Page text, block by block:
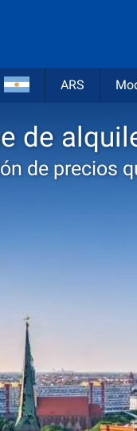
ARS
de
de precios
de devolución